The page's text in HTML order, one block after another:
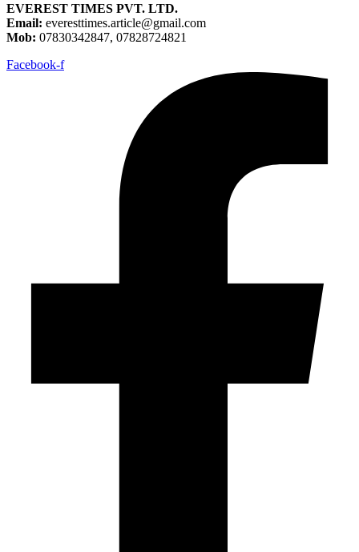
EVEREST TIMES PVT. LTD.
Email: everesttimes.article@gmail.com
Mob: 07830342847, 07828724821
Facebook-f